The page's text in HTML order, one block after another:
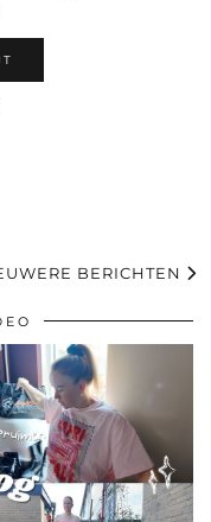
BERICHTEN